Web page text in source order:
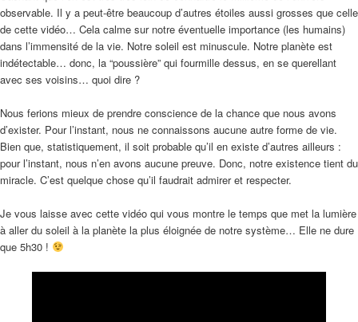
observable. Il y a peut-être beaucoup d’autres étoiles aussi grosses que celle
de cette vidéo… Cela calme sur notre éventuelle importance (les humains)
dans l’immensité de la vie. Notre soleil est minuscule. Notre planète est
indétectable… donc, la “poussière” qui fourmille dessus, en se querellant
avec ses voisins… quoi dire ?
Nous ferions mieux de prendre conscience de la chance que nous avons
d’exister. Pour l’instant, nous ne connaissons aucune autre forme de vie.
Bien que, statistiquement, il soit probable qu’il en existe d’autres ailleurs :
pour l’instant, nous n’en avons aucune preuve. Donc, notre existence tient du
miracle. C’est quelque chose qu’il faudrait admirer et respecter.
Je vous laisse avec cette vidéo qui vous montre le temps que met la lumière
à aller du soleil à la planète la plus éloignée de notre système… Elle ne dure
que 5h30 !